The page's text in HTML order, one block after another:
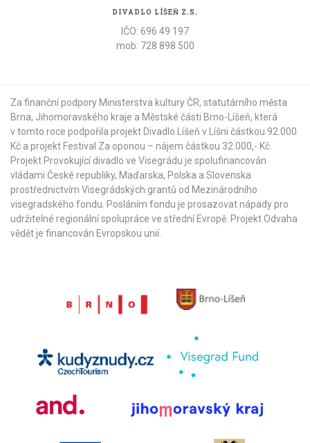
DIVADLO LÍŠEŇ Z.S.
IČO: 696 49 197
mob: 728 898 500
Za finanční podpory Ministerstva kultury ČR, statutárního města
Brna, Jihomoravského kraje a Městské části Brno-Líšeň, která
v tomto roce podpořila projekt Divadlo Líšeň v Líšni částkou 92.000
Kč a projekt Festival Za oponou – nájem částkou 32.000,- Kč.
Projekt Provokující divadlo ve Visegrádu je spolufinancován
vládami České republiky, Maďarska, Polska a Slovenska
prostřednictvím Visegrádských grantů od Mezinárodního
visegradského fondu . Posláním fondu je prosazovat nápady pro
udržitelné regionální spolupráce ve střední Evropě. Projekt Odvaha
vědět je financován Evropskou unií.